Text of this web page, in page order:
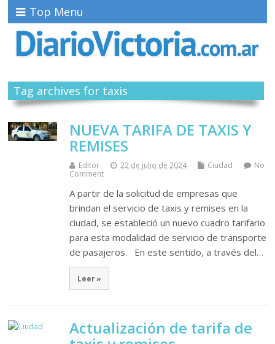
Top Menu
Tag archives for taxis
NUEVA TARIFA DE TAXIS Y
REMISES
Editor 22 de julio de 2024 Ciudad
No
Comment
A partir de la solicitud de empresas que
brindan el servicio de taxis y remises en la
ciudad, se estableció un nuevo cuadro tarifario
para esta modalidad de servicio de transporte
de pasajeros. En este sentido, a través del…
Leer »
Actualización de tarifa de